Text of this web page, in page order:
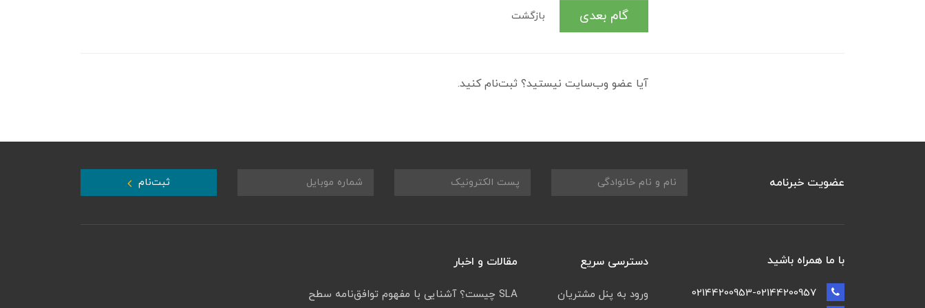
گام بعدی بازگشت
آیا عضو وب‌سایت نیستید؟ ثبت‌نام کنید.
عضویت خبرنامه ثبت‌نام
با ما همراه باشید دسترسی سریع
ورود به پنل مشتریان
مقالات و اخبار
SLA چیست؟ آشنایی با مفهوم توافق‌نامه سطح